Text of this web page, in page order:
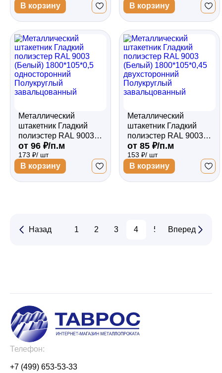
Полукруглый
завальцованный
В корзину
Полукруглый
завальцованный
В корзину
Металлический
штакетник Гладкий
полиэстер RAL 9003
(Белый) 1800*105*0,5
односторонний
Полукруглый
завальцованный
от 96 ₽/п.м
173 ₽/ шт
В корзину
Металлический
штакетник Гладкий
полиэстер RAL 9003
(Белый) 1800*105*0,45
двухсторонний
Полукруглый
завальцованный
от 85 ₽/п.м
153 ₽/ шт
В корзину
Назад 1 2 3 4 5 Вперед
Телефон:
+7 (499) 653-53-33